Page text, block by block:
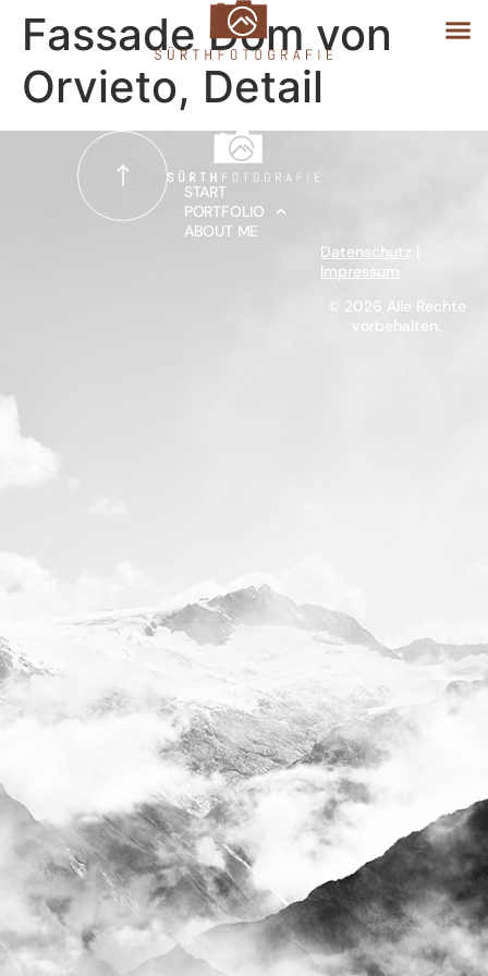
START
PORTFOLIO
Fassade Dom von
Orvieto, Detail
Datenschutz |
Impressum
© 2026 Alle Rechte
vorbehalten.
START
PORTFOLIO
ABOUT ME